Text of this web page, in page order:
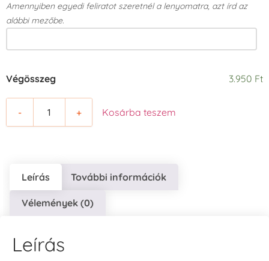
Amennyiben egyedi feliratot szeretnél a lenyomatra, azt írd az
alábbi mezőbe.
Végösszeg 3.950 Ft
- + Kosárba teszem
Leírás További információk
Vélemények (0)
Leírás